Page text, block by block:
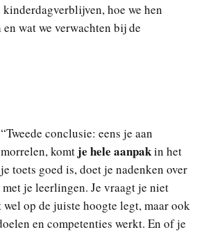
hoe we hen
wat we verwachten bij de
“Tweede conclusie: eens je aan
komt je hele aanpakin het
toets goed is, doet je nadenken over
je leerlingen. Je vraagt je niet
op de juiste hoogte legt, maar ook
en competenties werkt. En of je